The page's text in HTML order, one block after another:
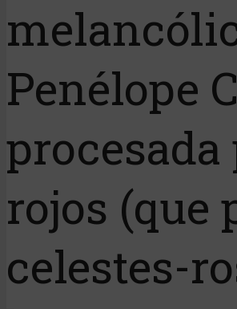
Penélope
rojos (que
celestes-